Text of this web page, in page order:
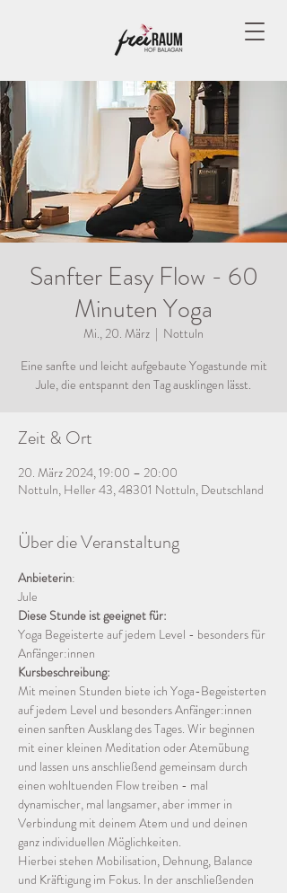
Sanfter Easy Flow - 60
Minuten Yoga
Mi., 20. März
  |
Nottuln
Eine sanfte und leicht aufgebaute Yogastunde mit
Jule, die entspannt den Tag ausklingen lässt.
Zeit & Ort
20. März 2024, 19:00 – 20:00
Nottuln, Heller 43, 48301 Nottuln, Deutschland
Über die Veranstaltung
Anbieterin:
Jule
Diese Stunde ist geeignet für:
Yoga Begeisterte auf jedem Level - besonders für
Anfänger:innen
Kursbeschreibung:
Mit meinen Stunden biete ich Yoga-Begeisterten
auf jedem Level und besonders Anfänger:innen
einen sanften Ausklang des Tages. Wir beginnen
mit einer kleinen Meditation oder Atemübung
und lassen uns anschließend gemeinsam durch
einen wohltuenden Flow treiben - mal
dynamischer, mal langsamer, aber immer in
Verbindung mit deinem Atem und und deinen
ganz individuellen Möglichkeiten.
Hierbei stehen Mobilisation, Dehnung, Balance
und Kräftigung im Fokus. In der anschließenden